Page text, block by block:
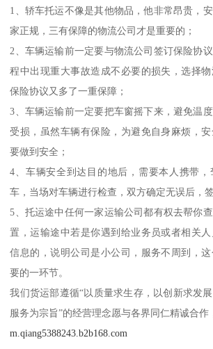
1、轿车托运不像是其他物品，他非常昂贵，
家正规，三有保障的物流公司才是重要的；
2、车辆运输前一定要与物流公司签订保险协
程中出现重大事故造成不必要的损失，选择
保险协议又多了一重保障；
3、车辆运输前一定要把车窗摇下来，避免温
受损，虽然车辆有保险，为避免自身麻烦，
要做到安全；
4、车辆安全到达目的地后，需要本人携带
车，当场对车辆进行检查，双方确定无误后，
5、托运途中任何一家运输公司都有权去帮你
置，运输途中若是你遇到给业务员或者相关
信息的，说明公司是小公司，服务不周到，
要的一环节。
我们货运部遵循“以质量求生存，以创新求发
服务为宗旨”的经营理念愿与各界同仁精诚合作
m.qiang5388243.b2b168.com